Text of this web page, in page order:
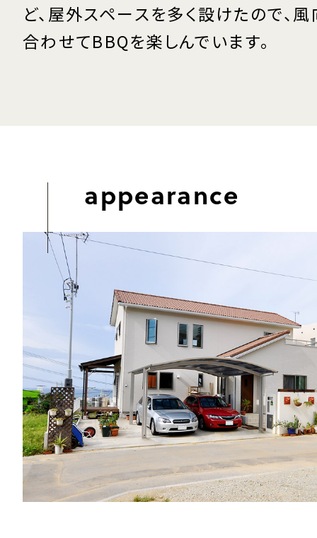
ど、屋外スペースを多く設けたので、
合わせてBBQを楽しんでいます。
appearance